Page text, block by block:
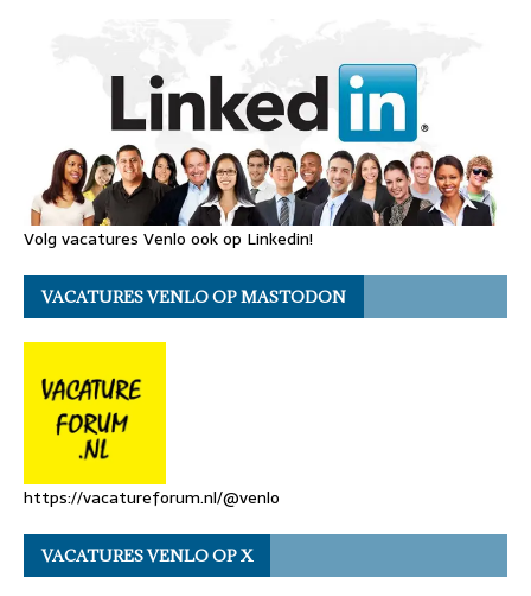
Volg vacatures Venlo ook op Linkedin!
VACATURES VENLO OP MASTODON
https://vacatureforum.nl/@venlo
VACATURES VENLO OP X